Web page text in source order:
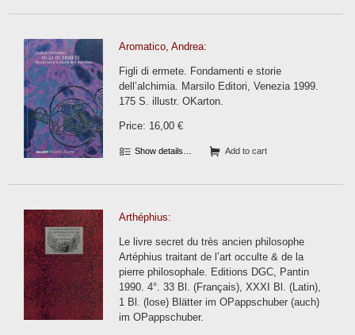
Aromatico, Andrea:
Figli di ermete. Fondamenti e storie
dell’alchimia. Marsilo Editori, Venezia 1999.
175 S. illustr. OKarton.
Price: 16,00 €
Show details… Add to cart
Arthéphius:
Le livre secret du très ancien philosophe
Artéphius traitant de l’art occulte & de la
pierre philosophale. Editions DGC, Pantin
1990. 4°. 33 Bl. (Français), XXXI Bl. (Latin),
1 Bl. (lose) Blätter im OPappschuber (auch)
im OPappschuber.